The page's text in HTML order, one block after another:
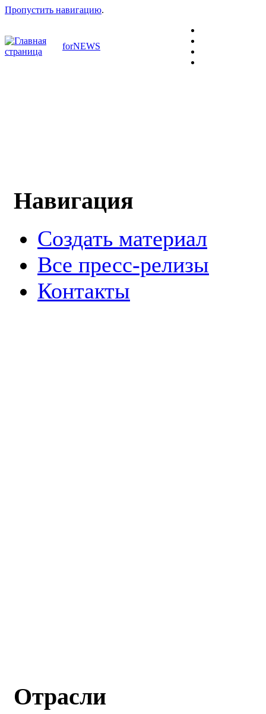
Пропустить навигацию.
forNEWS
Навигация
Создать материал
Все пресс-релизы
Контакты
Отрасли